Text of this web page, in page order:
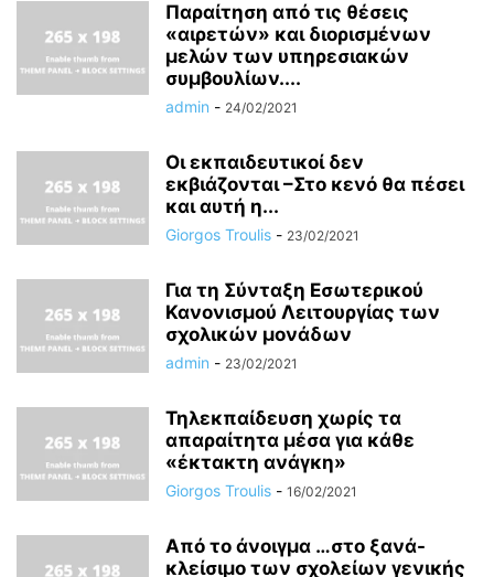
Παραίτηση από τις θέσεις
«αιρετών» και διορισμένων
μελών των υπηρεσιακών
συμβουλίων....
admin - 24/02/2021
Οι εκπαιδευτικοί δεν
εκβιάζονται –Στο κενό θα πέσει
και αυτή η...
Giorgos Troulis - 23/02/2021
Για τη Σύνταξη Εσωτερικού
Κανονισμού Λειτουργίας των
σχολικών μονάδων
admin - 23/02/2021
Τηλεκπαίδευση χωρίς τα
απαραίτητα μέσα για κάθε
«έκτακτη ανάγκη»
Giorgos Troulis - 16/02/2021
Από το άνοιγμα …στο ξανά-
κλείσιμο των σχολείων γενικής